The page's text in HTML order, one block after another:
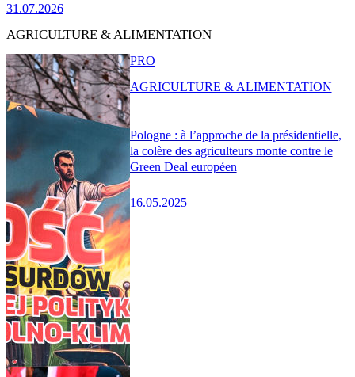
31.07.2026
AGRICULTURE & ALIMENTATION
Pologne : à l’approche de la présidentielle,
la colère des agriculteurs monte contre le
Green Deal européen
16.05.2025
PRO
AGRICULTURE & ALIMENTATION